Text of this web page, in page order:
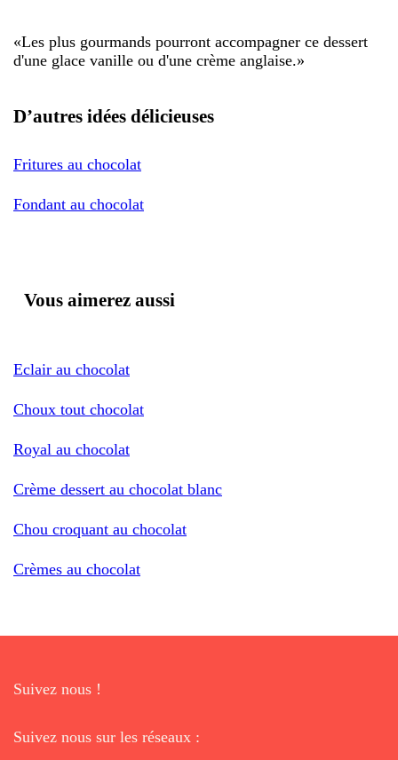
«Les plus gourmands pourront accompagner ce dessert
d'une glace vanille ou d'une crème anglaise.»
D’autres idées délicieuses
Fritures au chocolat
Fondant au chocolat
Vous aimerez aussi
Eclair au chocolat
Choux tout chocolat
Royal au chocolat
Crème dessert au chocolat blanc
Chou croquant au chocolat
Crèmes au chocolat
Suivez nous !
Suivez nous sur les réseaux :